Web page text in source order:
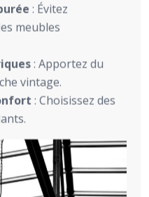
: Évitez
meubles
: Apportez du
vintage.
: Choisissez des